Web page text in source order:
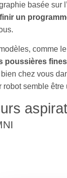
basée sur
un
comme
poussières fines
chez vous
robot semble être